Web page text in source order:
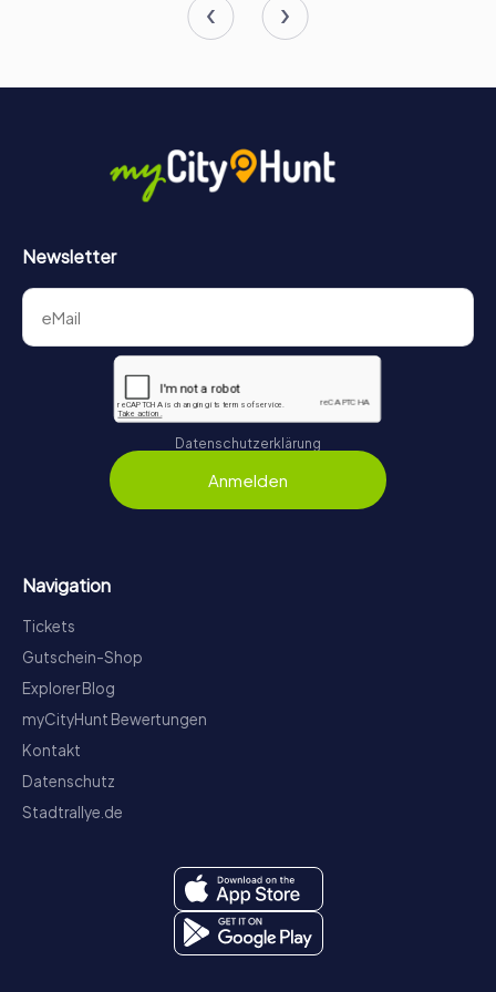
Ob ihr Kunstliebhaber, Geschichtsinteressierte oder
einfach auf der Suche nach einem einzigartigen kulturellen
Es ist ein Ort, an dem Vergangenheit und Gegenwart
bleibenden Eindruck hinterlässt.
Newsletter
Datenschutzerklärung
Anmelden
Navigation
Tickets
Gutschein-Shop
Explorer Blog
myCityHunt Bewertungen
Kontakt
Datenschutz
Stadtrallye.de